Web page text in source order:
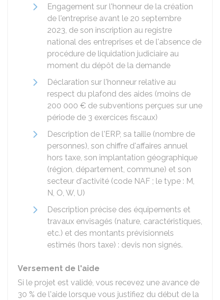
Engagement sur l'honneur de la création
de l'entreprise avant le 20 septembre
2023, de son inscription au registre
national des entreprises et de l'absence de
procédure de liquidation judiciaire au
moment du dépôt de la demande
Déclaration sur l'honneur relative au
respect du plafond des aides (moins de
200 000 € de subventions perçues sur une
période de 3 exercices fiscaux)
Description de l'ERP, sa taille (nombre de
personnes), son chiffre d'affaires annuel
hors taxe, son implantation géographique
(région, département, commune) et son
secteur d'activité (code NAF ; le type : M,
N, O, W, U)
Description précise des équipements et
travaux envisagés (nature, caractéristiques,
etc.) et des montants prévisionnels
estimés (hors taxe) : devis non signés.
Versement de l'aide
Si le projet est validé, vous recevez une avance de
30 % de l'aide lorsque vous justifiez du début de la